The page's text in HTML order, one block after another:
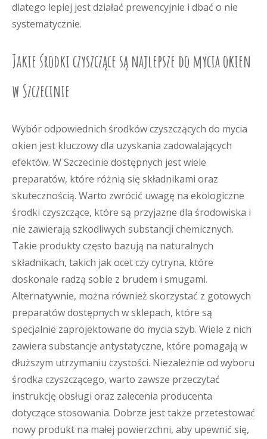
dlatego lepiej jest działać prewencyjnie i dbać o nie
systematycznie.
Jakie środki czyszczące są najlepsze do mycia okien
w Szczecinie
Wybór odpowiednich środków czyszczących do mycia
okien jest kluczowy dla uzyskania zadowalających
efektów. W Szczecinie dostępnych jest wiele
preparatów, które różnią się składnikami oraz
skutecznością. Warto zwrócić uwagę na ekologiczne
środki czyszczące, które są przyjazne dla środowiska i
nie zawierają szkodliwych substancji chemicznych.
Takie produkty często bazują na naturalnych
składnikach, takich jak ocet czy cytryna, które
doskonale radzą sobie z brudem i smugami.
Alternatywnie, można również skorzystać z gotowych
preparatów dostępnych w sklepach, które są
specjalnie zaprojektowane do mycia szyb. Wiele z nich
zawiera substancje antystatyczne, które pomagają w
dłuższym utrzymaniu czystości. Niezależnie od wyboru
środka czyszczącego, warto zawsze przeczytać
instrukcję obsługi oraz zalecenia producenta
dotyczące stosowania. Dobrze jest także przetestować
nowy produkt na małej powierzchni, aby upewnić się,